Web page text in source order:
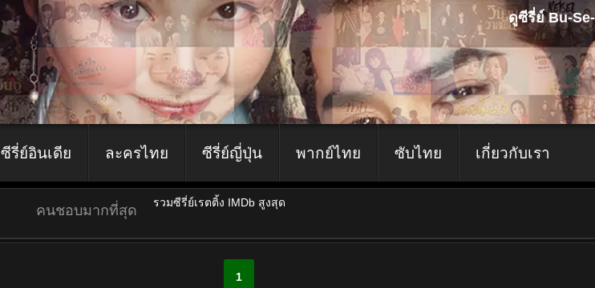
ดูซีรี่ย์ Bu-
ซีรี่ย์อินเดีย ละครไทย ซีรี่ย์ญี่ปุ่น พากย์ไทย ซับไทย เกี่ยวกับเรา
คนชอบมากที่สุด รวมซีรี่ย์เรตติ้ง IMDb สูงสุด
1